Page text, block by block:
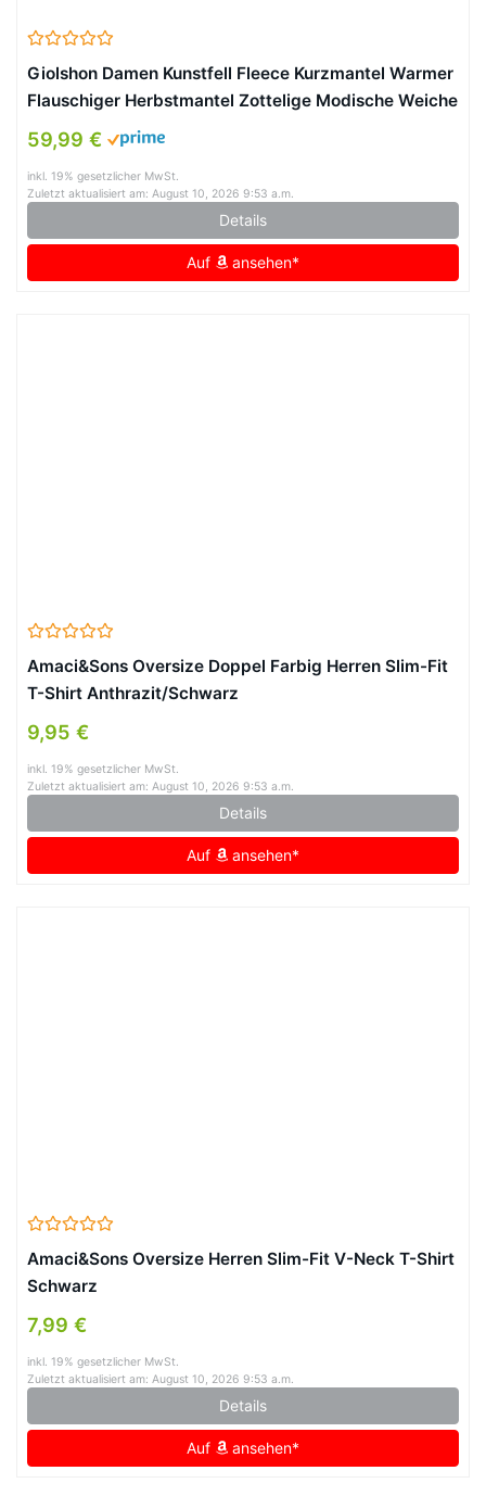
Giolshon Damen Kunstfell Fleece Kurzmantel Warmer
Flauschiger Herbstmantel Zottelige Modische Weiche
Oberbekleidung 3671 Schwarz L
59,99 €
inkl. 19% gesetzlicher MwSt.
Zuletzt aktualisiert am: August 10, 2026 9:53 a.m.
Details
Auf ansehen*
Amaci&Sons Oversize Doppel Farbig Herren Slim-Fit
T-Shirt Anthrazit/Schwarz
9,95 €
inkl. 19% gesetzlicher MwSt.
Zuletzt aktualisiert am: August 10, 2026 9:53 a.m.
Details
Auf ansehen*
Amaci&Sons Oversize Herren Slim-Fit V-Neck T-Shirt
Schwarz
7,99 €
inkl. 19% gesetzlicher MwSt.
Zuletzt aktualisiert am: August 10, 2026 9:53 a.m.
Details
Auf ansehen*